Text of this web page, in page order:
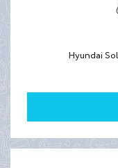
Hyundai